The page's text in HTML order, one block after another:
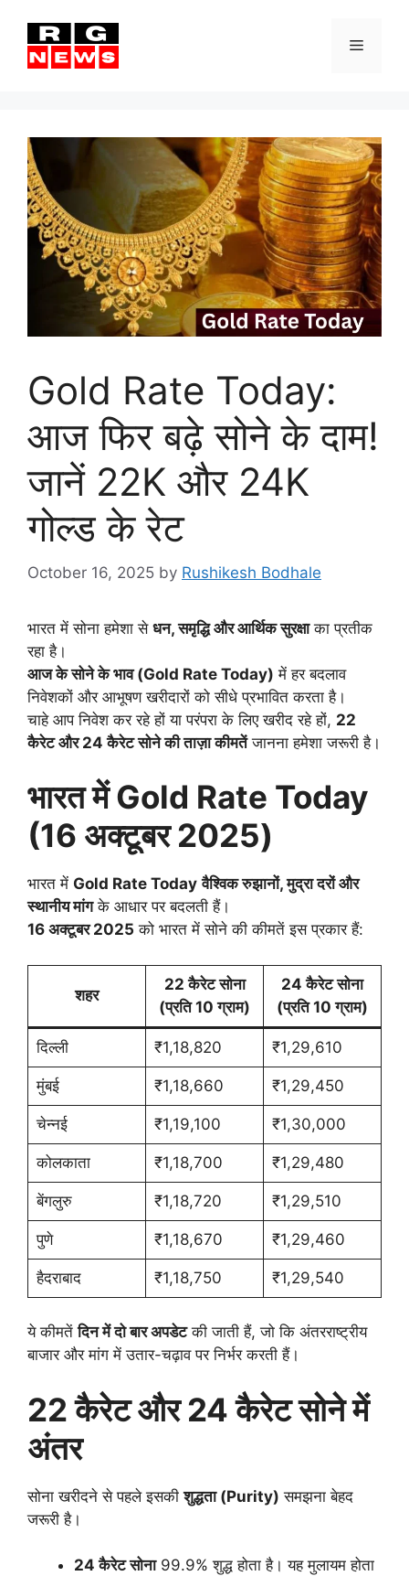
content
Menu
Gold Rate Today:
आज फिर बढ़े सोने के दाम!
जानें 22K और 24K
गोल्ड के रेट
October 16, 2025 by Rushikesh Bodhale
भारत में सोना हमेशा से धन, समृद्धि और आर्थिक सुरक्षाका प्रतीक
रहा है।
आज के सोने के भाव (Gold Rate Today) में हर बदलाव
निवेशकों और आभूषण खरीदारों को सीधे प्रभावित करता है।
चाहे आप निवेश कर रहे हों या परंपरा के लिए खरीद रहे हों, 22
कैरेट और 24 कैरेट सोने की ताज़ा कीमतेंजानना हमेशा जरूरी है।
भारत मेंGold Rate Today
(16 अक्टूबर 2025)
भारत में Gold Rate Today वैश्विक रुझानों, मुद्रा दरों और
स्थानीय मांगके आधार पर बदलती हैं।
16 अक्टूबर 2025 को भारत में सोने की कीमतें इस प्रकार हैं:
शहर
22 कैरेट सोना
(प्रति 10 ग्राम)
24 कैरेट सोना
(प्रति 10 ग्राम)
दिल्ली ₹1,18,820 ₹1,29,610
मुंबई ₹1,18,660 ₹1,29,450
चेन्नई ₹1,19,100 ₹1,30,000
कोलकाता ₹1,18,700 ₹1,29,480
बेंगलुरु ₹1,18,720 ₹1,29,510
पुणे ₹1,18,670 ₹1,29,460
हैदराबाद ₹1,18,750 ₹1,29,540
ये कीमतेंदिन में दो बार अपडेटकी जाती हैं, जो कि अंतरराष्ट्रीय
बाजार और मांग में उतार-चढ़ाव पर निर्भर करती हैं।
22 कैरेट और 24 कैरेट सोने में
अंतर
सोना खरीदने से पहले इसकीशुद्धता (Purity) समझना बेहद
जरूरी है।
24 कैरेट सोना99.9% शुद्ध होता है। यह मुलायम होता